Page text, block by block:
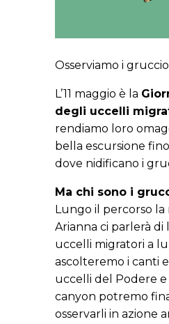
Osserviamo i
L’11 maggio è la
degli uccelli
rendiamo loro
bella escursione
dove nidificano i
Ma chi sono i
Lungo il percorso la
Arianna ci parlerà di
uccelli migratori a
ascolteremo i canti
uccelli del Podere e
canyon potremo
osservarli in azione